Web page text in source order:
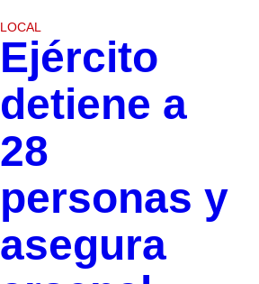
LOCAL
Ejército
detiene a
28
personas y
asegura